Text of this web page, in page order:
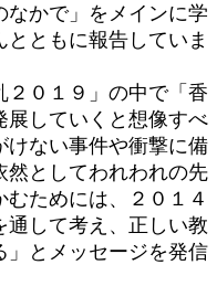
なかで」をメインに学
ともに報告していま
０１９」の中で「香
展していくと想像すべ
けない事件や衝撃に備
然としてわれわれの先
ためには、２０１４
して考え、正しい教
」とメッセージを発信